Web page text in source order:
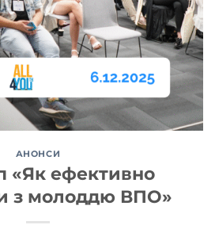
АНОНСИ
«Як ефективно
з молоддю ВПО»